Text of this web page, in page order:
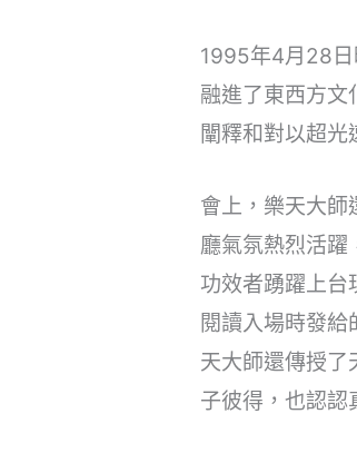
1995年4月28日
融進了東西方文
闡釋和對以超
會上，樂天大
廳氣氛熱烈活躍
功效者踴躍上台
閱讀入場時發
天大師還傳授了
子彼得，也認認